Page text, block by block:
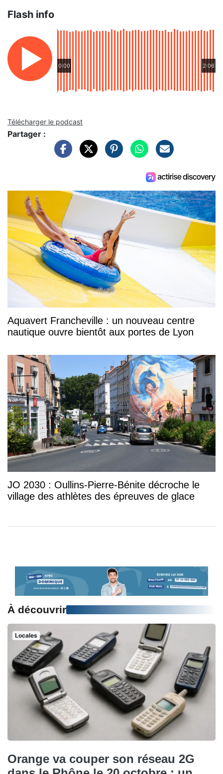
Flash info
0:00 2:06
Télécharger le podcast
Partager :
Aquavert Francheville : un nouveau centre
nautique ouvre bientôt aux portes de Lyon
JO 2030 : Oullins-Pierre-Bénite décroche le
village des athlètes des épreuves de glace
À découvrir
Locales
Orange va couper son réseau 2G